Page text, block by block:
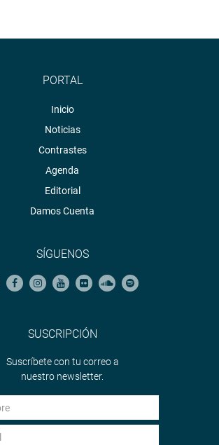
PORTAL
Inicio
Noticias
Contrastes
Agenda
Editorial
Damos Cuenta
SÍGUENOS
SUSCRIPCIÓN
Suscríbete con tu correo a
nuestro newsletter.